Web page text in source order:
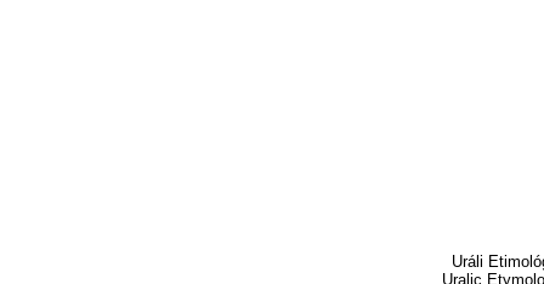
Uráli
Uralic